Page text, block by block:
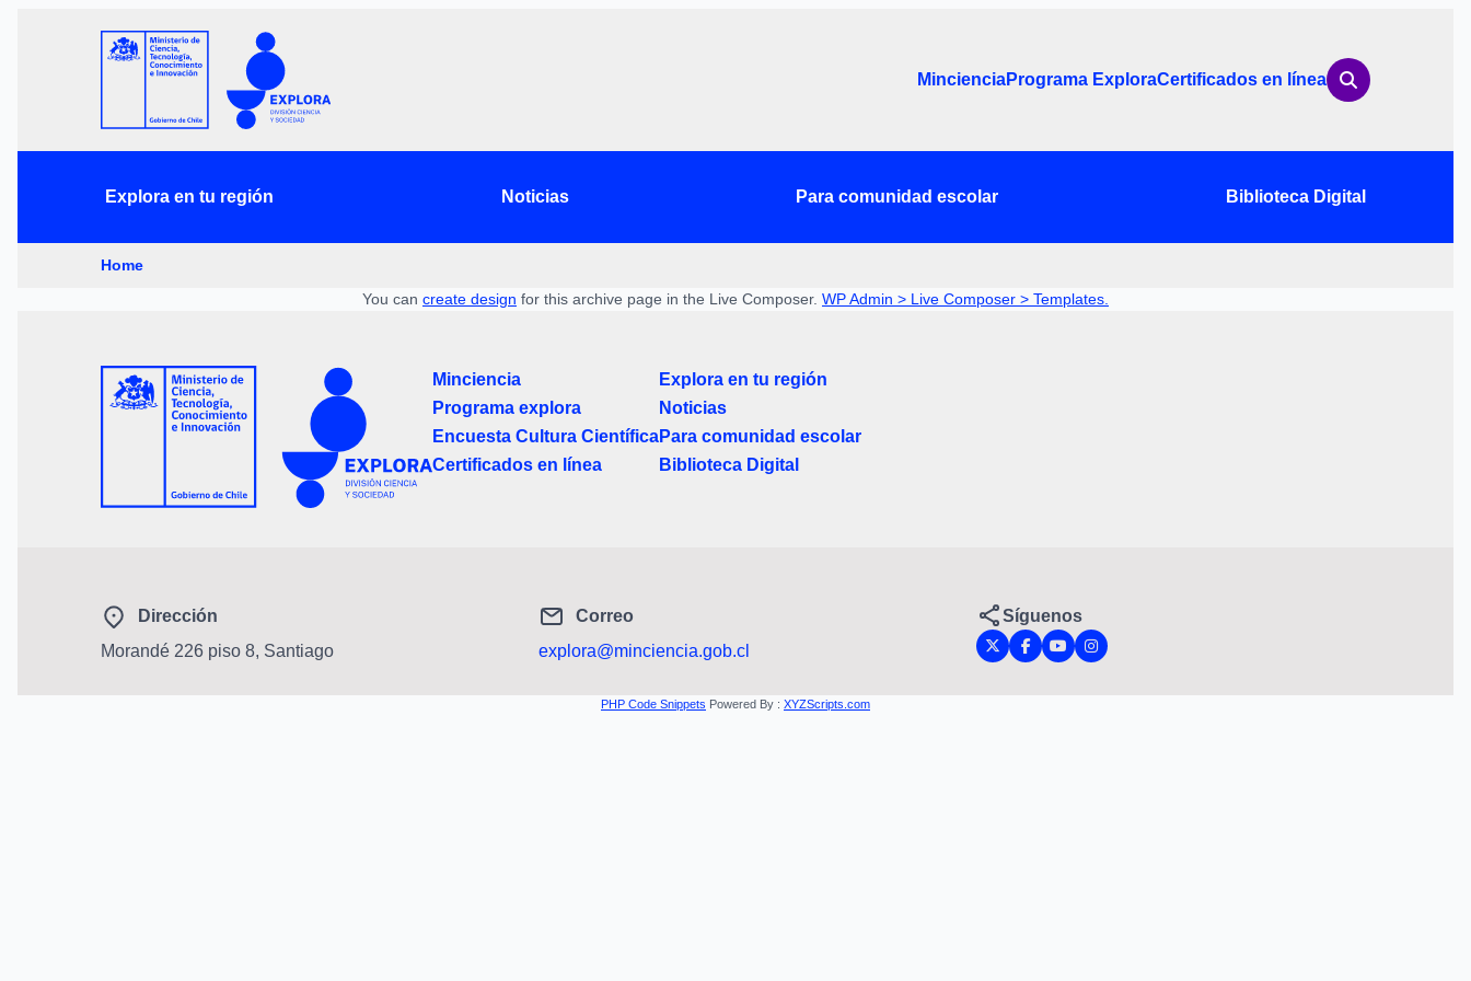
MincienciaPrograma ExploraCertificados en línea
Explora en tu región Noticias Para comunidad escolar Biblioteca Digital
Home
You can create design for this archive page in the Live Composer. WP Admin > Live Composer > Templates.
Minciencia
Programa explora
Encuesta Cultura Científica
Certificados en línea
Explora en tu región
Noticias
Para comunidad escolar
Biblioteca Digital
Dirección
Morandé 226 piso 8, Santiago
Correo
explora@minciencia.gob.cl
Síguenos
PHP Code Snippets Powered By : XYZScripts.com